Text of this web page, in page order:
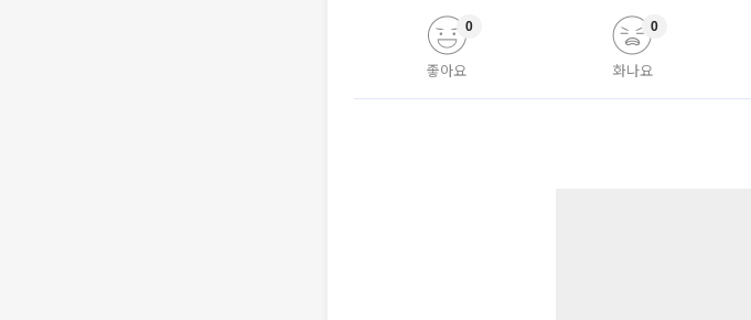
좋아요
0
화나요
0